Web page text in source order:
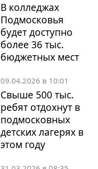
В колледжах
Подмосковья
будет доступно
более 36 тыс.
бюджетных мест
09.04.2026 в 10:01
Свыше 500 тыс.
ребят отдохнут в
подмосковных
детских лагерях в
этом году